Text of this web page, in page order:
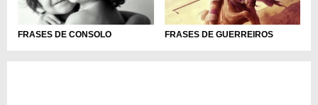
FRASES DE CONSOLO FRASES DE GUERREIROS